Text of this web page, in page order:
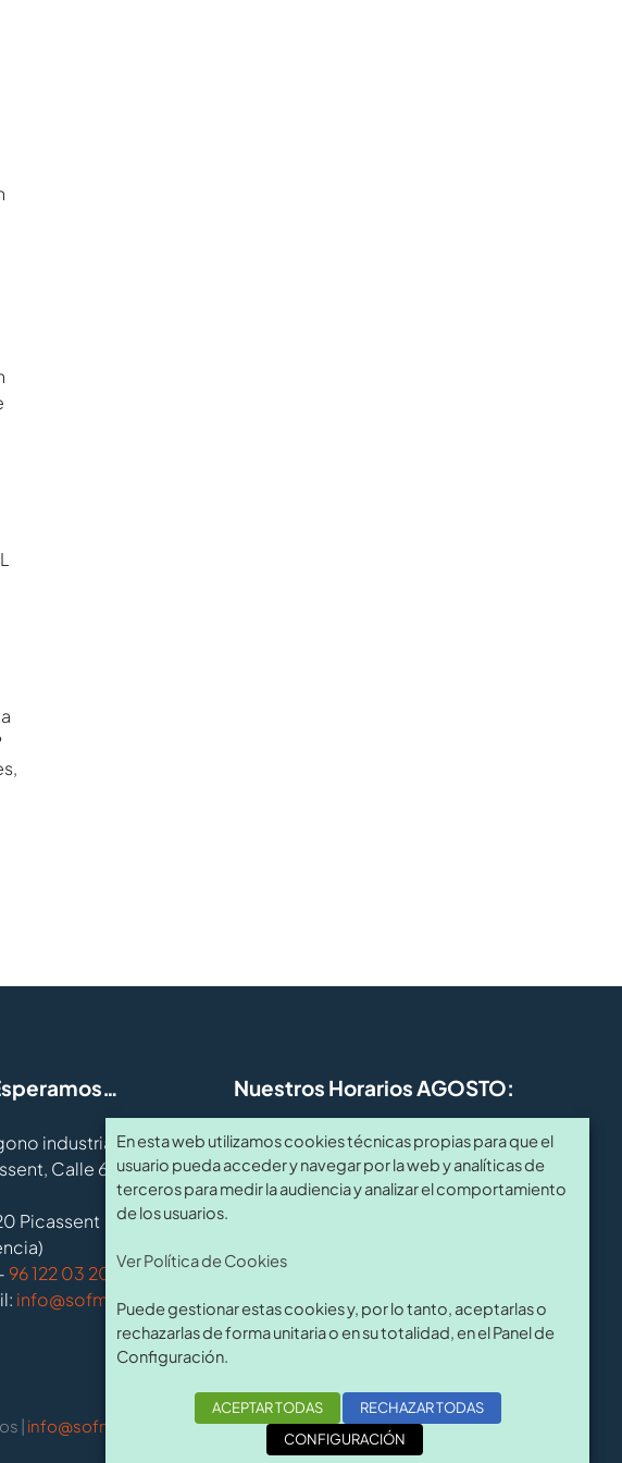
industrial de
Calle 6, Núm.
Picassent
96 122 03 20
info@sofmi.com
Nuestros Horarios AGOSTO:
De Lunes a Viernes:
7:30 a 14:00 horas.
| info@sofmi.com | Diseño webSiscomultimedia
En esta web utilizamos cookies técnicas propias para que el
usuario pueda acceder y navegar por la web y analíticas de
terceros para medir la audiencia y analizar el comportamiento
de los usuarios.
Ver Política de Cookies
Puede gestionar estas cookies y, por lo tanto, aceptarlas o
rechazarlas de forma unitaria o en su totalidad, en el Panel de
Configuración.
ACEPTAR TODAS
RECHAZAR TODAS
CONFIGURACIÓN